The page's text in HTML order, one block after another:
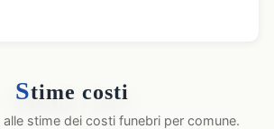
Stime costi
stime dei costi funebri per comune.